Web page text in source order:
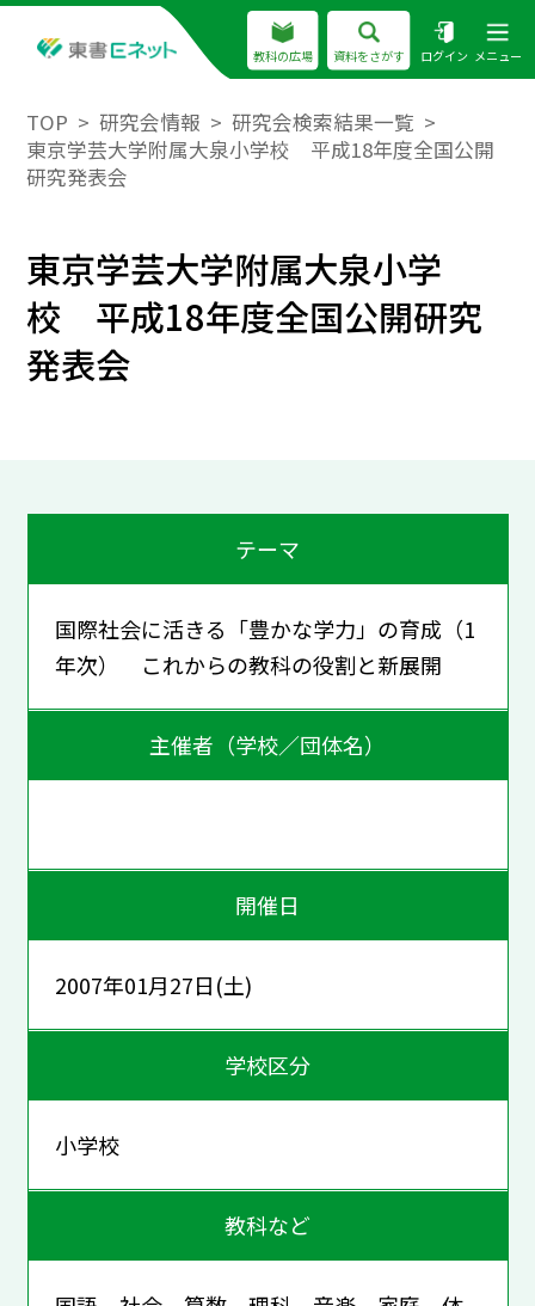
教科の広場 資料をさがす ログイン メニュー
TOP 研究会情報
研究会検索結果一覧
東京学芸大学附属大泉小学校 平成18年度全国公開
研究発表会
東京学芸大学附属大泉小学
校 平成18年度全国公開研究
発表会
テーマ
国際社会に活きる「豊かな学力」の育成（1
年次） これからの教科の役割と新展開
主催者（学校／団体名）
開催日
2007年01月27日(土)
学校区分
小学校
教科など